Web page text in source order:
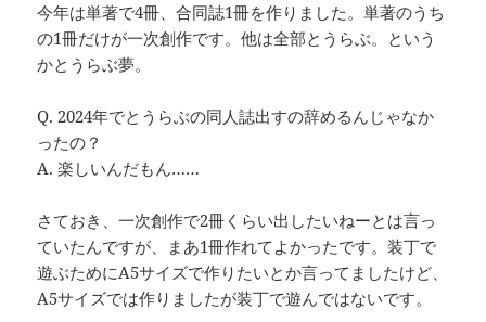
今年は単著で4冊、合同誌1冊を作りました。単著のうち
の1冊だけが一次創作です。他は全部とうらぶ。という
かとうらぶ夢。
Q. 2024年でとうらぶの同人誌出すの辞めるんじゃなか
ったの？
A. 楽しいんだもん……
さておき、一次創作で2冊くらい出したいねーとは言っ
ていたんですが、まあ1冊作れてよかったです。装丁で
遊ぶためにA5サイズで作りたいとか言ってましたけど、
A5サイズでは作りましたが装丁で遊んではないです。